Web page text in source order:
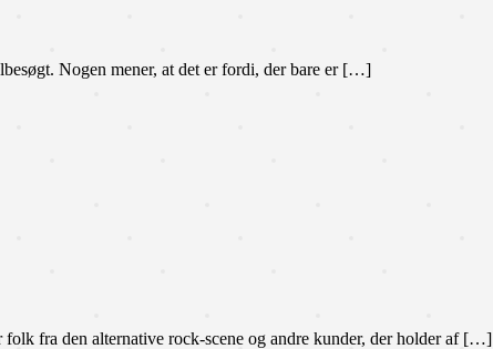
Nogen mener, at det er fordi, der bare er […]
fra den alternative rock-scene og andre kunder, der holder af […]